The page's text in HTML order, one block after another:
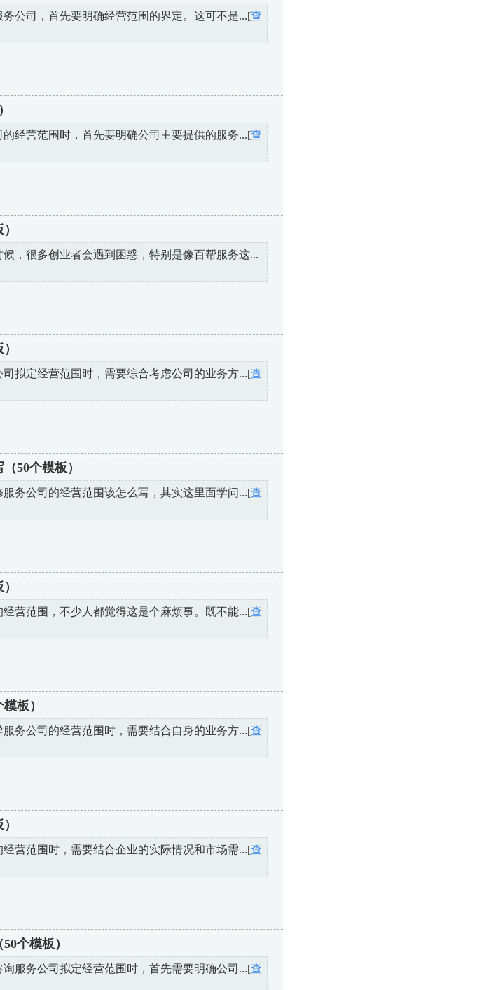
公司，首先要明确经营范围的界定。这可不是...[查
经营范围时，首先要明确公司主要提供的服务...[查
，很多创业者会遇到困惑，特别是像百帮服务这...
拟定经营范围时，需要综合考虑公司的业务方...[查
50个模板）
务公司的经营范围该怎么写，其实这里面学问...[查
营范围，不少人都觉得这是个麻烦事。既不能...[查
板）
务公司的经营范围时，需要结合自身的业务方...[查
营范围时，需要结合企业的实际情况和市场需...[查
个模板）
服务公司拟定经营范围时，首先需要明确公司...[查